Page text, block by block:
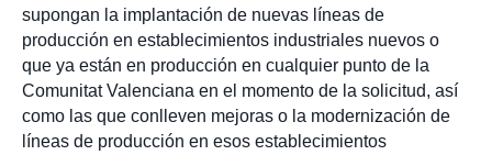
supongan la implantación de nuevas líneas de
producción en establecimientos industriales nuevos o
que ya están en producción en cualquier punto de la
Comunitat Valenciana en el momento de la solicitud, así
como las que conlleven mejoras o la modernización de
líneas de producción en esos establecimientos